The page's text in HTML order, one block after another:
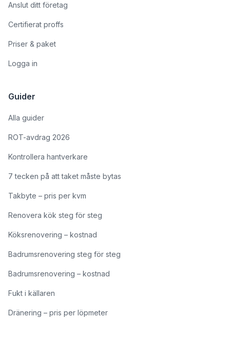
Anslut ditt företag
Certifierat proffs
Priser & paket
Logga in
Guider
Alla guider
ROT-avdrag 2026
Kontrollera hantverkare
7 tecken på att taket måste bytas
Takbyte – pris per kvm
Renovera kök steg för steg
Köksrenovering – kostnad
Badrumsrenovering steg för steg
Badrumsrenovering – kostnad
Fukt i källaren
Dränering – pris per löpmeter